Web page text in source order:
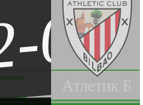
Атлетик Б
0